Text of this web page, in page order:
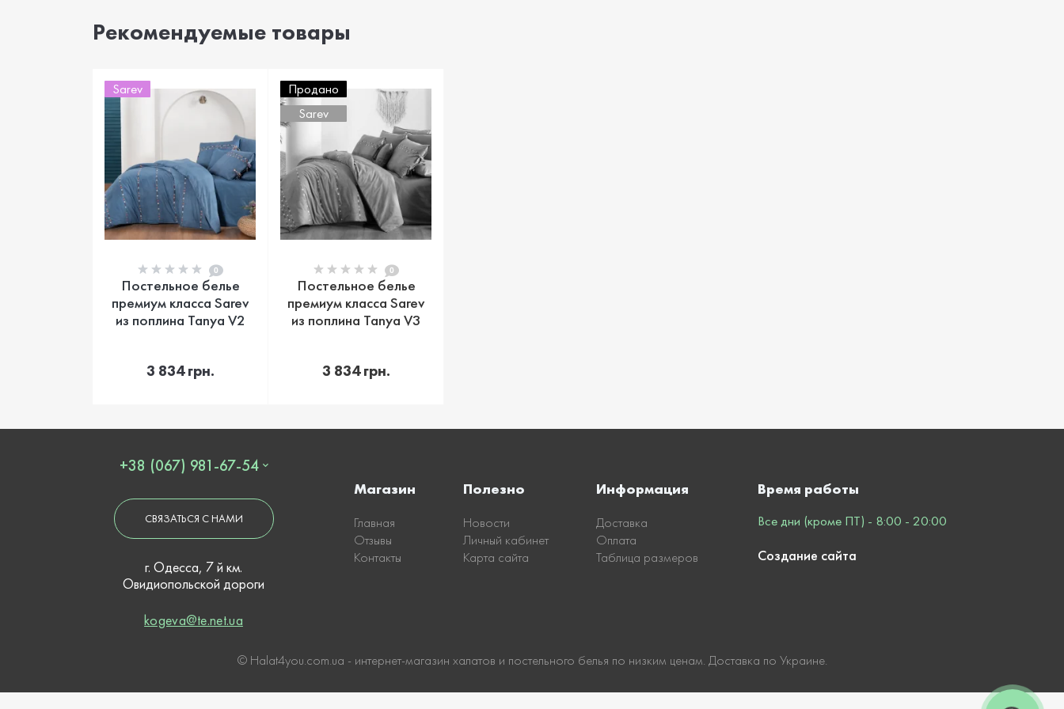
Рекомендуемые товары
Sarev
0
Постельное белье
премиум класса Sarev
из поплина Tanya V2
3 834 грн.
В корзину
Продано
Sarev
0
Постельное белье
премиум класса Sarev
из поплина Tanya V3
3 834 грн.
В корзину
+38 (067) 981-67-54
СВЯЗАТЬСЯ С НАМИ
г. Одесса, 7 й км.
Овидиопольской дороги
kogeva@te.net.ua
Магазин
Главная
Отзывы
Контакты
Полезно
Новости
Личный кабинет
Карта сайта
Информация
Доставка
Оплата
Таблица размеров
Время работы
Все дни (кроме ПТ) - 8:00 - 20:00
Создание сайта
© Нalat4you.com.ua - интернет-магазин халатов и постельного белья по низким ценам. Доставка по Украине.